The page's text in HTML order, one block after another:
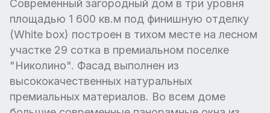
Современный загородный дом в три уровня
площадью 1 600 кв.м под финишную отделку
(White box) построен в тихом месте на лесном
участке 29 сотка в премиальном поселке
"Николино". Фасад выполнен из
высококачественных натуральных
премиальных материалов. Во всем доме